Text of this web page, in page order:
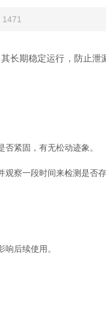
期稳定运行，防止泄
紧固，有无松动迹象。
察一段时间来检测是否存
后续使用。